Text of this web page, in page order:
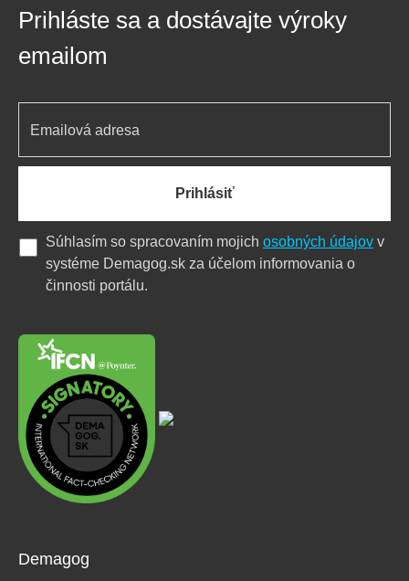
Demagog
Prihláste sa a dostávajte výroky
emailom
Prihlásiť
Súhlasím so spracovaním mojich osobných údajov v
systéme Demagog.sk za účelom informovania o
činnosti portálu.